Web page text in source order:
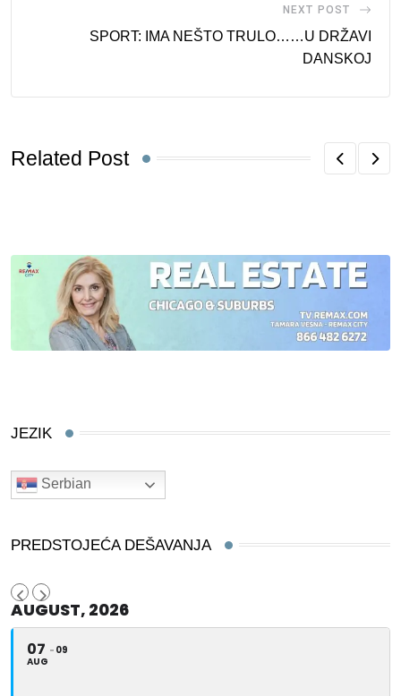
NEXT POST
SPORT: IMA NEŠTO TRULO……U DRŽAVI
DANSKOJ
Related Post
JEZIK
Serbian
PREDSTOJEĆA DEŠAVANJA
AUGUST, 2026
07
AUG
09